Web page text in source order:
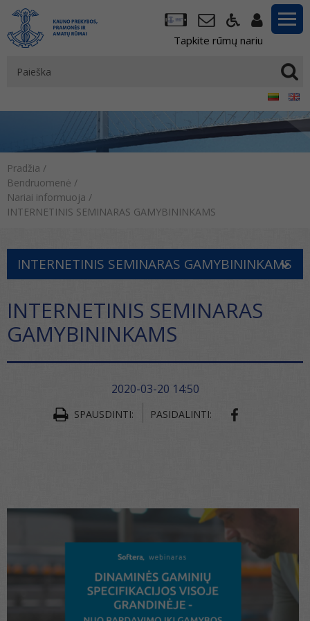
Tapkite rūmų nariu
Pradžia /
Bendruomenė /
Nariai informuoja /
INTERNETINIS SEMINARAS GAMYBININKAMS
INTERNETINIS SEMINARAS GAMYBININKAMS
INTERNETINIS SEMINARAS
GAMYBININKAMS
2020-03-20 14:50
SPAUSDINTI: PASIDALINTI: